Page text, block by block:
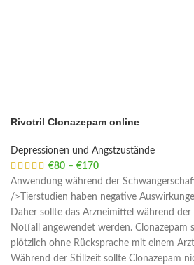
Rivotril Clonazepam online
Depressionen und Angstzustände
€80 – €170
Anwendung während der
/>Tierstudien haben negative
Daher sollte das Arzneimittel während
Notfall angewendet werden. Clonazepam
plötzlich ohne Rücksprache mit einem
Während der Stillzeit sollte Clonazepam